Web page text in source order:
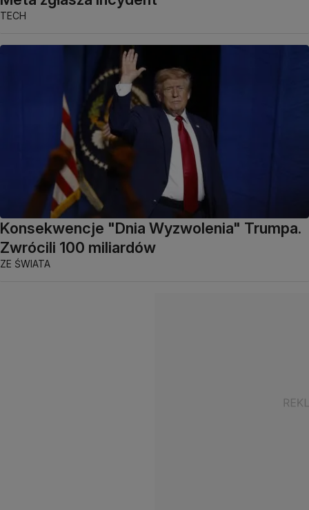
TECH
Konsekwencje "Dnia Wyzwolenia" Trumpa.
Zwrócili 100 miliardów
ZE ŚWIATA